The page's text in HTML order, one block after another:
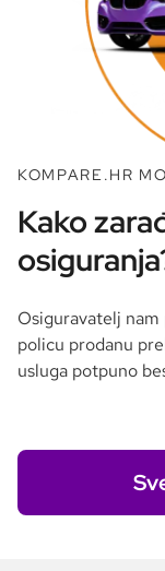
KOMPARE.HR
Kako
Osiguravatelj nam
policu prodanu
usluga potpuno